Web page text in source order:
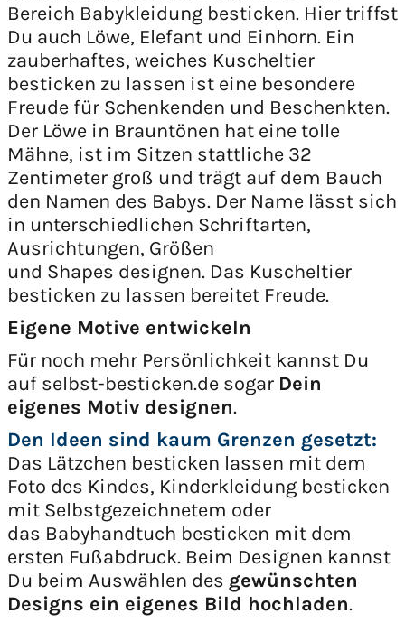
Bereich Babykleidung besticken. Hier triffst
Du auch Löwe, Elefant und Einhorn. Ein
zauberhaftes, weiches Kuscheltier
besticken zu lassen ist eine besondere
Freude für Schenkenden und Beschenkten.
Der Löwe in Brauntönen hat eine tolle
Mähne, ist im Sitzen stattliche 32
Zentimeter groß und trägt auf dem Bauch
den Namen des Babys. Der Name lässt sich
in unterschiedlichen Schriftarten,
Ausrichtungen, Größen
und Shapes designen. Das Kuscheltier
besticken zu lassen bereitet Freude.
Eigene Motive entwickeln
Für noch mehr Persönlichkeit kannst Du
auf selbst-besticken.de sogar Dein
eigenes Motiv designen.
Den Ideen sind kaum Grenzen gesetzt:
Das Lätzchen besticken lassen mit dem
Foto des Kindes, Kinderkleidung besticken
mit Selbstgezeichnetem oder
das Babyhandtuch besticken mit dem
ersten Fußabdruck. Beim Designen kannst
Du beim Auswählen des gewünschten
Designs ein eigenes Bild hochladen.